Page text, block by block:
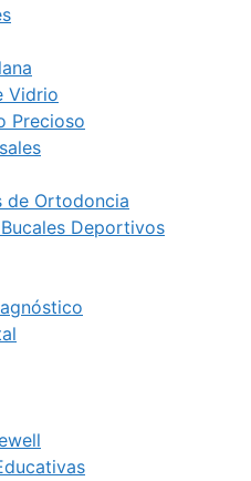
Vidrio
Precioso
de Ortodoncia
Deportivos